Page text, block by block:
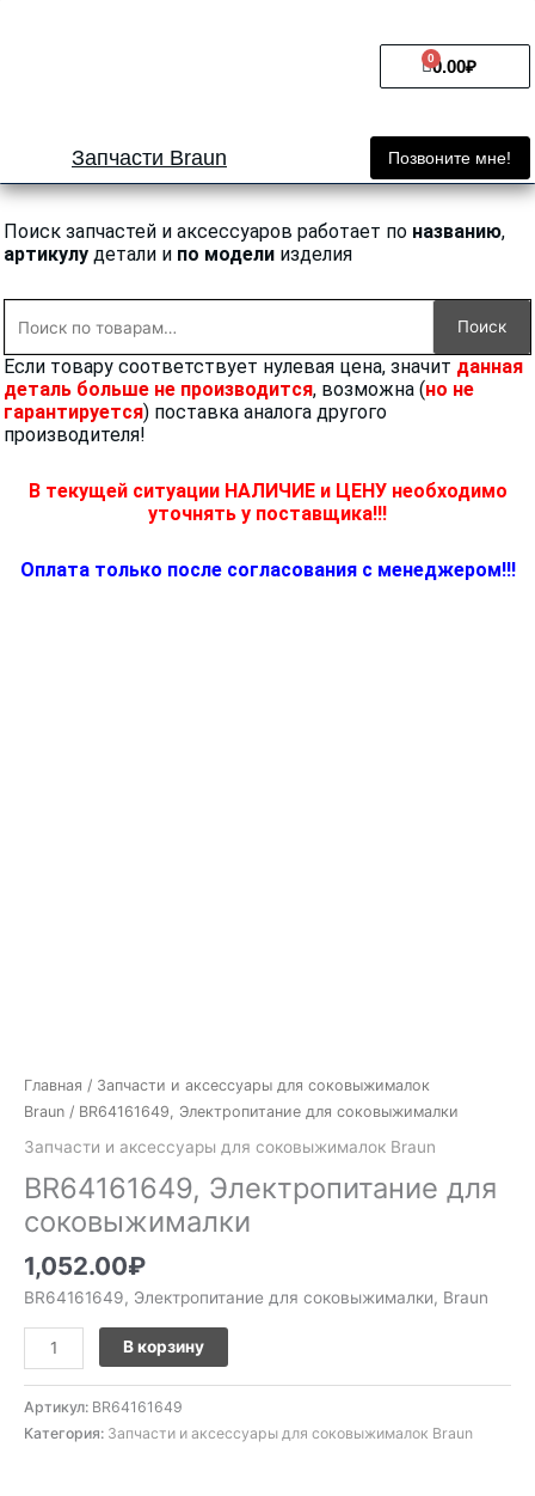
0.00₽
0
Cart
Запчасти Braun Позвоните мне!
Поиск запчастей и аксессуаров работает по названию,
артикулу детали и по модели изделия
Поиск
Если товару соответствует нулевая цена, значит данная
деталь больше не производится, возможна (но не
гарантируется) поставка аналога другого
производителя!
В текущей ситуации НАЛИЧИЕ и ЦЕНУ необходимо
уточнять у поставщика!!!
Оплата только после согласования с менеджером!!!
Главная / Запчасти и аксессуары для соковыжималок
Braun / BR64161649, Электропитание для соковыжималки
Запчасти и аксессуары для соковыжималок Braun
BR64161649, Электропитание для
соковыжималки
1,052.00₽
BR64161649, Электропитание для соковыжималки, Braun
В корзину
Артикул: BR64161649
Категория: Запчасти и аксессуары для соковыжималок Braun